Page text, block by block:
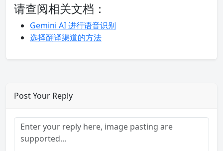
请查阅相关文档：
Gemini AI 进行语音识别
选择翻译渠道的方法
Post Your Reply